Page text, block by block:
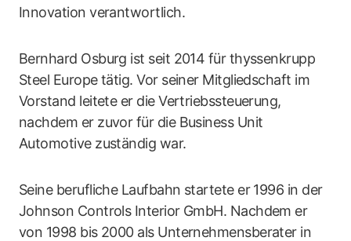
Innovation verantwortlich.
Bernhard Osburg ist seit 2014 für thyssenkrupp
Steel Europe tätig. Vor seiner Mitgliedschaft im
Vorstand leitete er die Vertriebssteuerung,
nachdem er zuvor für die Business Unit
Automotive zuständig war.
Seine berufliche Laufbahn startete er 1996 in der
Johnson Controls Interior GmbH. Nachdem er
von 1998 bis 2000 als Unternehmensberater in